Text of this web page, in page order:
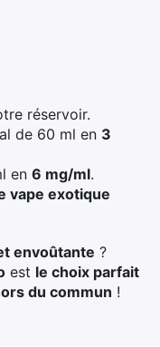
réservoir.
de 60 ml en 3
en 6 mg/ml.
vape exotique
envoûtante ?
est le choix parfait
du commun !